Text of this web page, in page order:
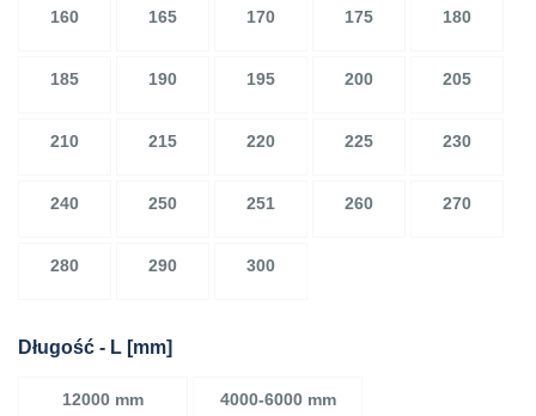
160 165 170 175 180
185 190 195 200 205
210 215 220 225 230
240 250 251 260 270
280 290 300
Długość - L [mm]
12000 mm 4000-6000 mm